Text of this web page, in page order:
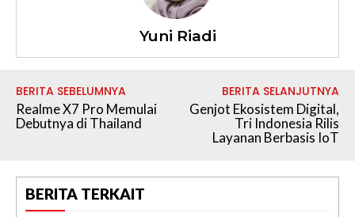
Yuni Riadi
BERITA SEBELUMNYA
Realme X7 Pro Memulai
Debutnya di Thailand
BERITA SELANJUTNYA
Genjot Ekosistem Digital,
Tri Indonesia Rilis
Layanan Berbasis IoT
BERITA TERKAIT